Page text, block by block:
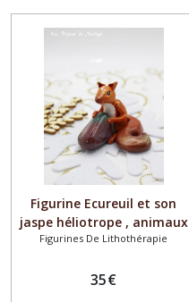
Figurine Ecureuil et son
jaspe héliotrope , animaux
totems
Figurines De Lithothérapie
35€